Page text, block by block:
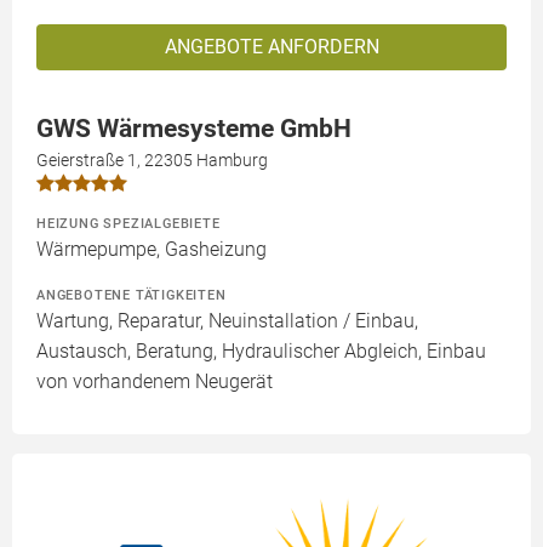
ANGEBOTE ANFORDERN
GWS Wärmesysteme GmbH
Geierstraße 1, 22305 Hamburg
HEIZUNG SPEZIALGEBIETE
Wärmepumpe, Gasheizung
ANGEBOTENE TÄTIGKEITEN
Wartung, Reparatur, Neuinstallation / Einbau,
Austausch, Beratung, Hydraulischer Abgleich, Einbau
von vorhandenem Neugerät